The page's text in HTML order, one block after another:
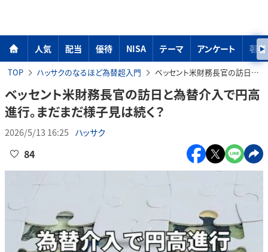
人気 配当 優待 NISA テーマ アンケート 著者
TOP ハッサクのなるほど為替超入門 ベッセント米財務長官の訪日と為替介入で円高進行。まだまだ様子見は続く？
ベッセント米財務長官の訪日と為替介入で円高
進行。まだまだ様子見は続く？
2026/5/13 16:25 ハッサク
84